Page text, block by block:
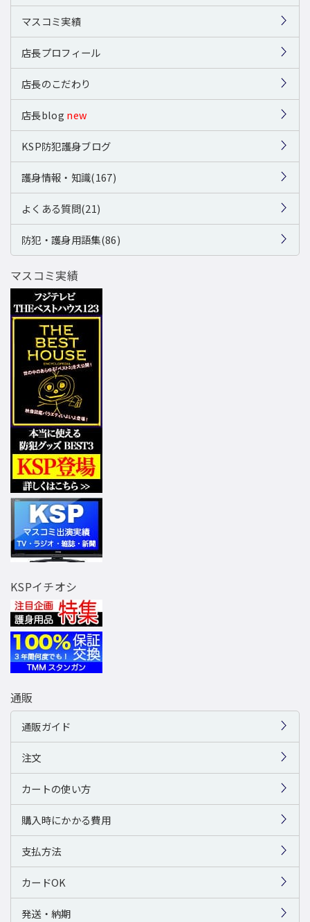
マスコミ実績
店長プロフィール
店長のこだわり
店長blog new
KSP防犯護身ブログ
護身情報・知識(167)
よくある質問(21)
防犯・護身用語集(86)
マスコミ実績
KSPイチオシ
通販
通販ガイド
注文
カートの使い方
購入時にかかる費用
支払方法
カードOK
発送・納期